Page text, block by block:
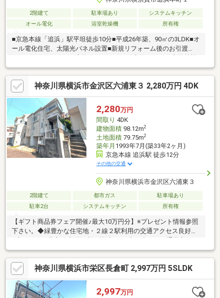
2階建て 駐車場あり
システムキッチン
オール電化
浴室乾燥機 所有権
■京急本線「追浜」駅平坦徒歩10分■平成26年築、90㎡の3LDK■オ
ール電化住宅、太陽光パネル設置■新規リフォーム後のお引渡
し・システムキッチン交換・ユニットバス交換・トイレ交換等詳
しくは担当までお問い合わせください～物件情報なら、地域密着
49年のミック六浦店へお任せください♪～「まずはローンに関す
る相談に乗ってほしい」「まだ探し始めで何を見ていいのかわか
らない」様々な不安の解消や、ご要望について明確にお応えいた
します。まずは、お気軽にお客様のご希望条件をお聞かせくださ
い！お問い合わせ・見学予約も「資料請求ボタン」からメールで
どうぞ♪
神奈川県横浜市金沢区六浦東３ 2,280万円 4DK
2,280万円
間取り 4DK
建物面積98.12m2
土地面積79.75m2
築年月 1993年7月(築33年2ヶ月)
京急本線 追浜駅 徒歩12分
その他の交通
神奈川県横浜市金沢区六浦東３
2階建て 都市ガス
駐車場あり
駐車2台
システムキッチン 所有権
【ギフト商品券フェア開催♪最大10万円分】※プレゼント情報参照
下さい。◆緑豊かな住宅地・２線２駅利用の交通アクセス良好
♪◆ＤＫ7.5帖、居室出窓付き・南向きバルコニー付き・開放感有
♪◆全居室収納付き・収納豊富♪◆間取りも内装も自由度の高いリ
フォームで ご自身でアレンジ出来ます♪
神奈川県横浜市栄区長倉町 2,997万円 5SLDK
2,997万円